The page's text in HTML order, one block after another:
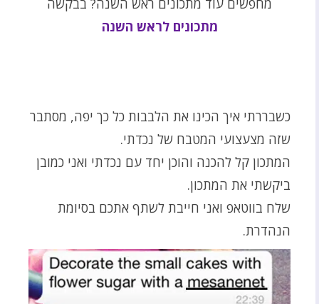
מחפשים עוד מתכונים ראש השנה? בבקשה
מתכונים לראש השנה
כשבררתי איך הכינו את הלבבות כל כך יפה, מסתבר
שזה מצעצועי המטבח של נכדתי.
המתכון קל להכנה והוכן יחד עם נכדתי ואני כמובן
ביקשתי את המתכון.
שלח בווטאפ ואני חייבת לשתף אתכם בסיומת
הנהדרת.